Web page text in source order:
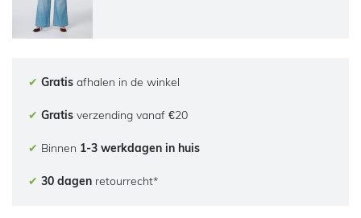
✔ Gratis afhalen in de winkel
✔ Gratis verzending vanaf €20
✔ Binnen 1-3 werkdagen in huis
✔ 30 dagen retourrecht*